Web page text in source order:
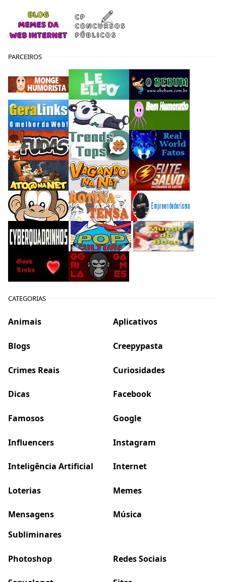
PARCEIROS
CATEGORIAS
Animais Aplicativos
Blogs Creepypasta
Crimes Reais Curiosidades
Dicas Facebook
Famosos Google
Influencers Instagram
Inteligência Artificial Internet
Loterias Memes
Mensagens
Subliminares
Música
Photoshop Redes Sociais